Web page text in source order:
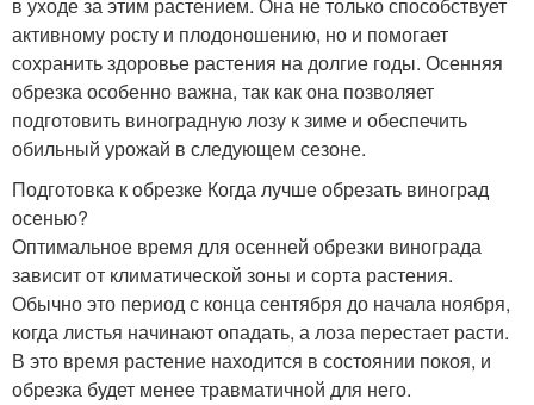
активному росту и плодоношению, но и помогает
сохранить здоровье растения на долгие годы. Осенняя
обрезка особенно важна, так как она позволяет
подготовить виноградную лозу к зиме и обеспечить
обильный урожай в следующем сезоне.
Подготовка к обрезке Когда лучше обрезать виноград
осенью?
Оптимальное время для осенней обрезки винограда
зависит от климатической зоны и сорта растения.
Обычно это период с конца сентября до начала ноября,
когда листья начинают опадать, а лоза перестает расти.
В это время растение находится в состоянии покоя, и
обрезка будет менее травматичной для него.